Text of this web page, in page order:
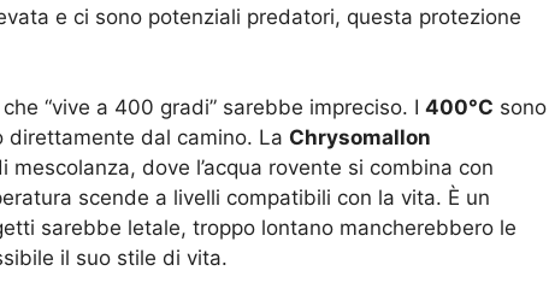
e ci sono potenziali predatori, questa protezione
“vive a 400 gradi” sarebbe impreciso. I 400°C sono
dal camino. La Chrysomallon
mescolanza, dove l’acqua rovente si combina con
scende a livelli compatibili con la vita. È un
sarebbe letale, troppo lontano mancherebbero le
il suo stile di vita.